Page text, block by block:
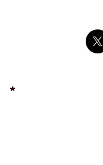
*